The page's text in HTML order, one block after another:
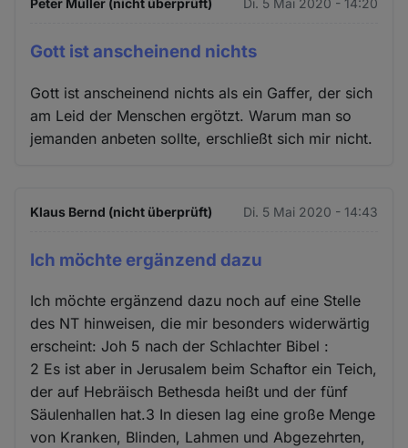
Gott ist anscheinend nichts
Gott ist anscheinend nichts als ein Gaffer, der sich
am Leid der Menschen ergötzt. Warum man so
jemanden anbeten sollte, erschließt sich mir nicht.
Klaus Bernd (nicht überprüft) Di. 5 Mai 2020 - 14:43
Ich möchte ergänzend dazu
Ich möchte ergänzend dazu noch auf eine Stelle
des NT hinweisen, die mir besonders widerwärtig
erscheint: Joh 5 nach der Schlachter Bibel :
2 Es ist aber in Jerusalem beim Schaftor ein Teich,
der auf Hebräisch Bethesda heißt und der fünf
Säulenhallen hat.3 In diesen lag eine große Menge
von Kranken, Blinden, Lahmen und Abgezehrten,